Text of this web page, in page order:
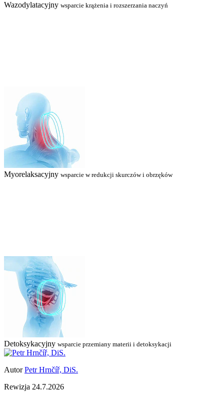
Wazodylatacyjny wsparcie krążenia i rozszerzania naczyń
Myorelaksacyjny wsparcie w redukcji skurczów i obrzęków
Detoksykacyjny wsparcie przemiany materii i detoksykacji
Autor Petr Hrnčíř, DiS.
Rewizja 24.7.2026